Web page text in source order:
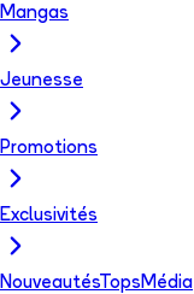
Mangas
Jeunesse
Promotions
Exclusivités
NouveautésTops Média